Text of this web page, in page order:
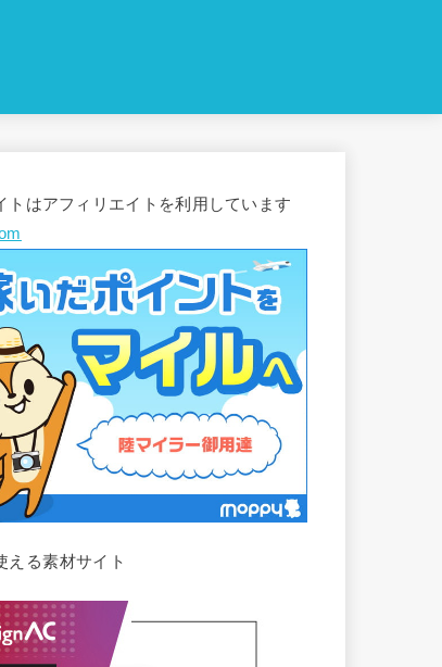
トはアフィリエイトを利用しています
える素材サイト